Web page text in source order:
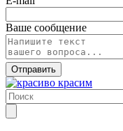
Ваше сообщение